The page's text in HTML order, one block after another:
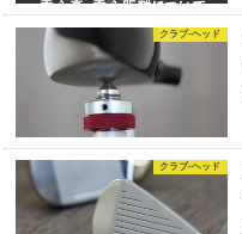
クラブ-ヘッド
クラブ-ヘッド